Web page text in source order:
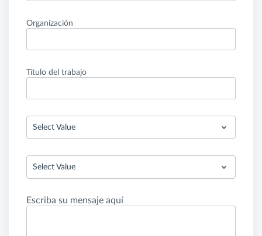
Organización
Título del trabajo
Select Value
Select Value
Escriba su mensaje aquí